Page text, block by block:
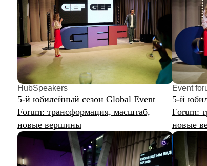
HubSpeakers
5-й юбилейный сезон Global Event
Forum: трансформация, масштаб,
новые вершины
Event forum
5-й
Forum:
новые